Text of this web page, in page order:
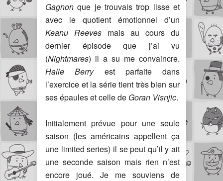
Gagnon que je trouvais trop lisse et
avec le quotient émotionnel d’un
Keanu Reeves mais au cours du
dernier épisode que j’ai vu
(Nightmares) il a su me convaincre.
Halle Berryest parfaite dans
l’exercice et la série tient très bien sur
ses épaules et celle de Goran Visnjic.
Initialement prévue pour une seule
saison (les américains appellent ça
une limited series) il se peut qu’il y ait
une seconde saison mais rien n’est
encore joué. Je me souviens de